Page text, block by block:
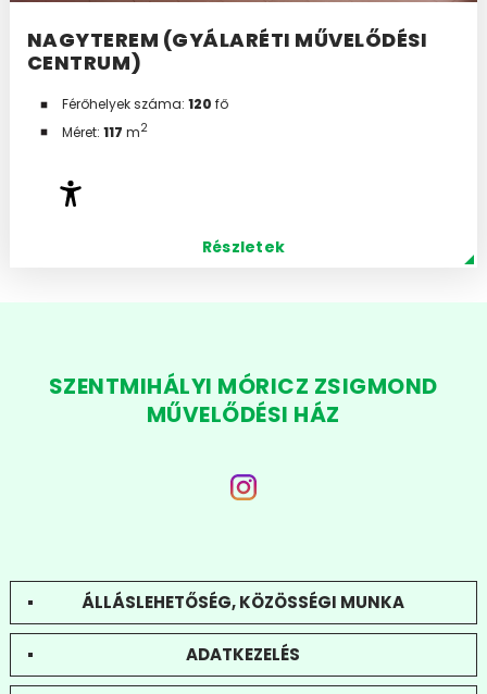
NAGYTEREM (GYÁLARÉTI MŰVELŐDÉSI
CENTRUM)
Férőhelyek száma: 120 fő
Méret: 117 m2
Részletek
SZENTMIHÁLYI MÓRICZ ZSIGMOND
MŰVELŐDÉSI HÁZ
ÁLLÁSLEHETŐSÉG, KÖZÖSSÉGI MUNKA
ADATKEZELÉS